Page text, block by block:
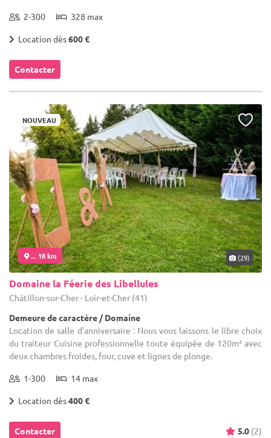
2-300 328 max
Location dès600 €
Contacter
NOUVEAU
... 18 km (29)
Domaine la Féerie des Libellules
Châtillon-sur-Cher - Loir-et-Cher (41)
Demeure de caractère / Domaine
Location de salle d'anniversaire : Nous vous laissons le libre choix
du traiteur Cuisine professionnelle toute équipée de 120m² avec
deux chambres froides, four, cuve et lignes de plonge.
1-300 14 max
Location dès400 €
Contacter 5.0 (2)